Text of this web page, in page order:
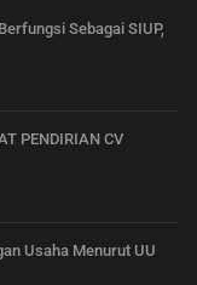
Sebagai SIUP,
PENDIRIAN CV
Usaha Menurut UU